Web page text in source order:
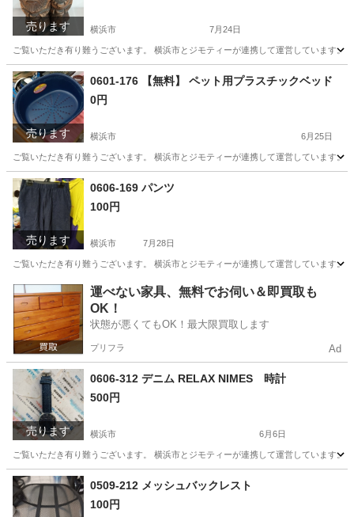
売ります 横浜市 7月24日
ご覧いただき有り難うございます。 横浜市とジモティーが連携して運営しています
神奈川 横浜市 リユース
売ります
0601-176 【無料】 ペット用プラスチックベッド
0円
横浜市 6月25日
ご覧いただき有り難うございます。 横浜市とジモティーが連携して運営していま
神奈川 横浜市
売ります
0606-169 パンツ
100円
横浜市 7月28日
ご覧いただき有り難うございます。 横浜市とジモティーが連携して運営していま
神奈川 横浜市 パンツ リユース
運べない家具、無料でお伺い＆即買取も
OK！
状態が悪くてもOK！最大限買取します
プリフラ Ad
売ります
0606-312 デニム RELAX NIMES 時計
500円
横浜市 6月6日
ご覧いただき有り難うございます。 横浜市とジモティーが連携して運営していま
神奈川 横浜市 アクセサリー リユース
0509-212 メッシュバックレスト
100円